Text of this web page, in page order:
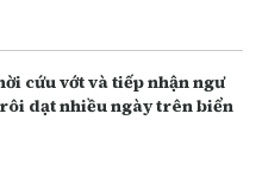
cứu vớt và tiếp nhận ngư
dạt nhiều ngày trên biển